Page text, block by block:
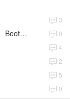
3
BladeX 4.0.0.RELEASE发布，全面升级Java17、Boot3、Cloud2023 0
4
2
5
0